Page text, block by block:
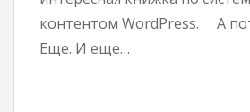
контентом WordPress. А
Еще. И еще…